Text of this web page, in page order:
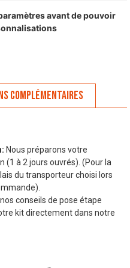
avant de pouvoir
complémentaires
Nous préparons votre
(1 à 2 jours ouvrés). (Pour la
du transporteur choisi lors
conseils de pose étape
kit directement dans notre